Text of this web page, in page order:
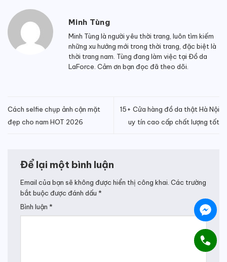
Minh Tùng
Minh Tùng là người yêu thời trang, luôn tìm kiếm
những xu hướng mới trong thời trang, đặc biệt là
thời trang nam. Tùng đang làm việc tại Đồ da
LaForce. Cảm ơn bạn đọc đã theo dõi.
Cách selfie chụp ảnh cận mặt
đẹp cho nam HOT 2026
15+ Cửa hàng đồ da thật Hà Nội
uy tín cao cấp chất lượng tốt
Để lại một bình luận
Email của bạn sẽ không được hiển thị công khai. Các trường
bắt buộc được đánh dấu *
Bình luận *